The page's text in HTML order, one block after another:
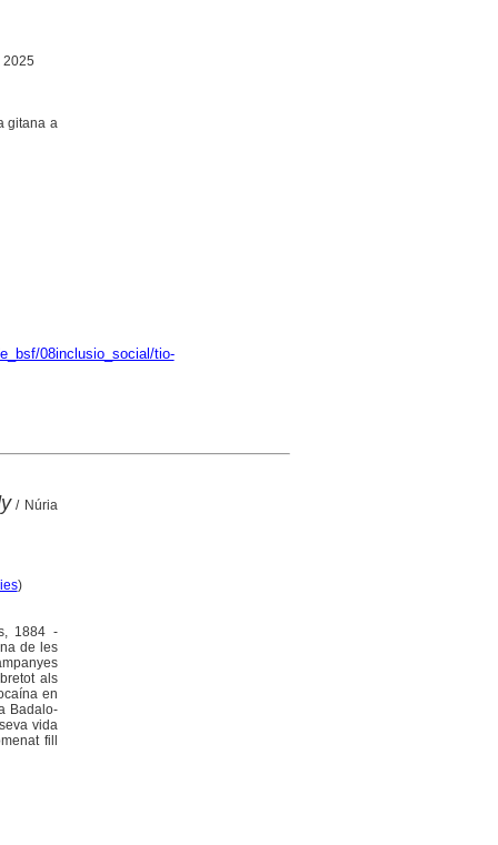
2025
gitana a
08inclusio_social/tio-
/ Núria
)
1884 -
de les
als
en
Badalo-
vida
fill